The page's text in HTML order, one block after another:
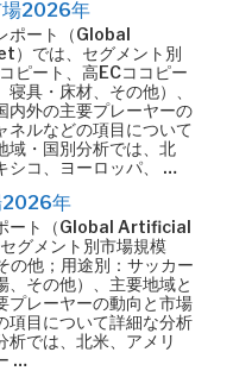
場2026年
ポート（Global
では、セグメント別
ピート、高ECココピー
具・床材、その他）、
内外の主要プレーヤーの
ネルなどの項目について
域・国別分析では、北
シコ、ヨーロッパ、 …
2026年
ート（Global Artificial
グメント別市場規模
の他；用途別：サッカー
、その他）、主要地域と
プレーヤーの動向と市場
項目について詳細な分析
析では、北米、アメリ
…